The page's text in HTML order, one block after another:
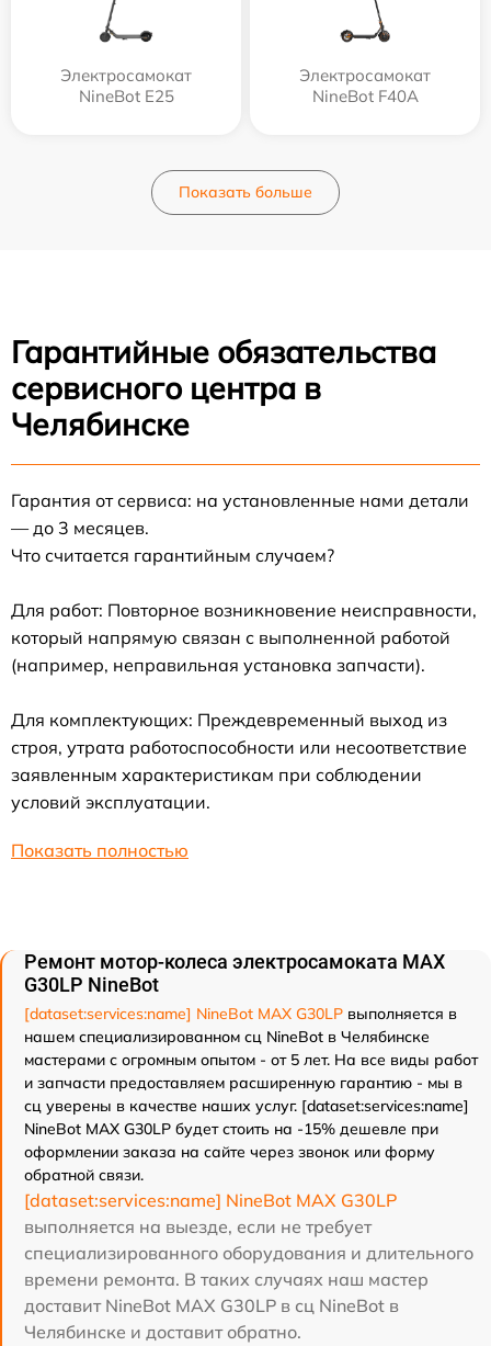
Электросамокат
NineBot E25
Электросамокат
NineBot F40A
Показать больше
Гарантийные обязательства
сервисного центра в
Челябинске
Гарантия от сервиса: на установленные нами детали
— до 3 месяцев.
Что считается гарантийным случаем?
Для работ: Повторное возникновение неисправности,
который напрямую связан с выполненной работой
(например, неправильная установка запчасти).
Для комплектующих: Преждевременный выход из
строя, утрата работоспособности или несоответствие
заявленным характеристикам при соблюдении
условий эксплуатации.
Показать полностью
Ремонт мотор-колеса электросамоката MAX
G30LP NineBot
[dataset:services:name] NineBot MAX G30LP выполняется в
нашем специализированном сц NineBot в Челябинске
мастерами с огромным опытом - от 5 лет. На все виды работ
и запчасти предоставляем расширенную гарантию - мы в
сц уверены в качестве наших услуг. [dataset:services:name]
NineBot MAX G30LP будет стоить на -15% дешевле при
оформлении заказа на сайте через звонок или форму
обратной связи.
[dataset:services:name] NineBot MAX G30LP
выполняется на выезде, если не требует
специализированного оборудования и длительного
времени ремонта. В таких случаях наш мастер
доставит NineBot MAX G30LP в сц NineBot в
Челябинске и доставит обратно.